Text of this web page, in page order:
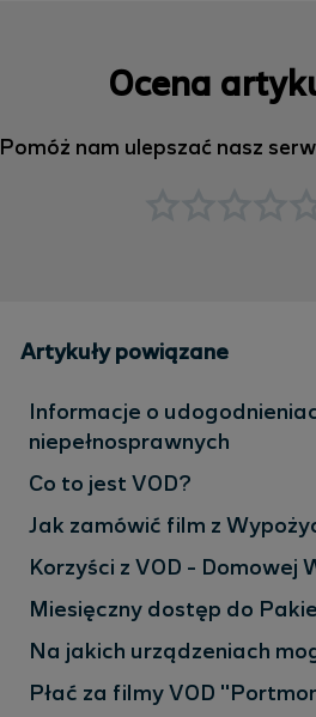
Ocena
Pomóż nam ulepszać nasz
Artykuły powiązane
Informacje o
niepełnosprawnych
Co to jest VOD?
Jak zamówić film z
Korzyści z VOD - Domowej
Miesięczny dostęp do
Na jakich urządzeniach
Płać za filmy VOD